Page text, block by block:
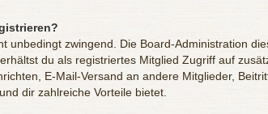
unbedingt zwingend. Die Board-Administration
du als registriertes Mitglied Zugriff auf
E-Mail-Versand an andere Mitglieder,
dir zahlreiche Vorteile bietet.